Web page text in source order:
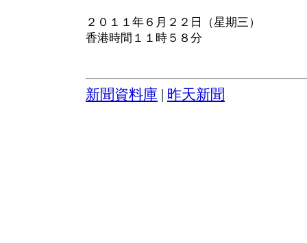
２０１１年６月２２日（星期三）
香港時間１１時５８分
新聞資料庫 昨天新聞